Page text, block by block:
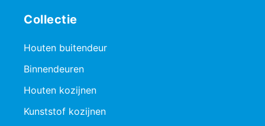
Collectie
Houten buitendeur
Binnendeuren
Houten kozijnen
Kunststof kozijnen